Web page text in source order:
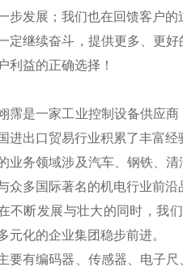
步发展；我们也在回馈客户的
定继续奋斗，提供更多、更
利益的正确选择！
翊霈是一家工业控制设备供应
进出口贸易行业积累了丰富经
业务领域涉及汽车、钢铁、
众多国际著名的机电行业前沿
不断发展与壮大的同时，我
元化的企业集团稳步前进。
要有编码器、传感器、电子